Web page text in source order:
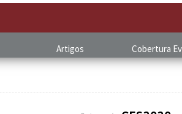
Artigos Cobertura